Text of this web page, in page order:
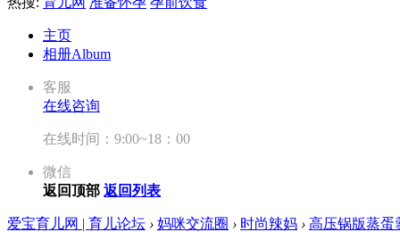
主页
相册Album
客服
在线咨询
在线时间：9:00~18：00
微信
返回顶部 返回列表
爱宝育儿网 | 育儿论坛 › 妈咪交流圈 › 时尚辣妈 › 高压锅版蒸蛋